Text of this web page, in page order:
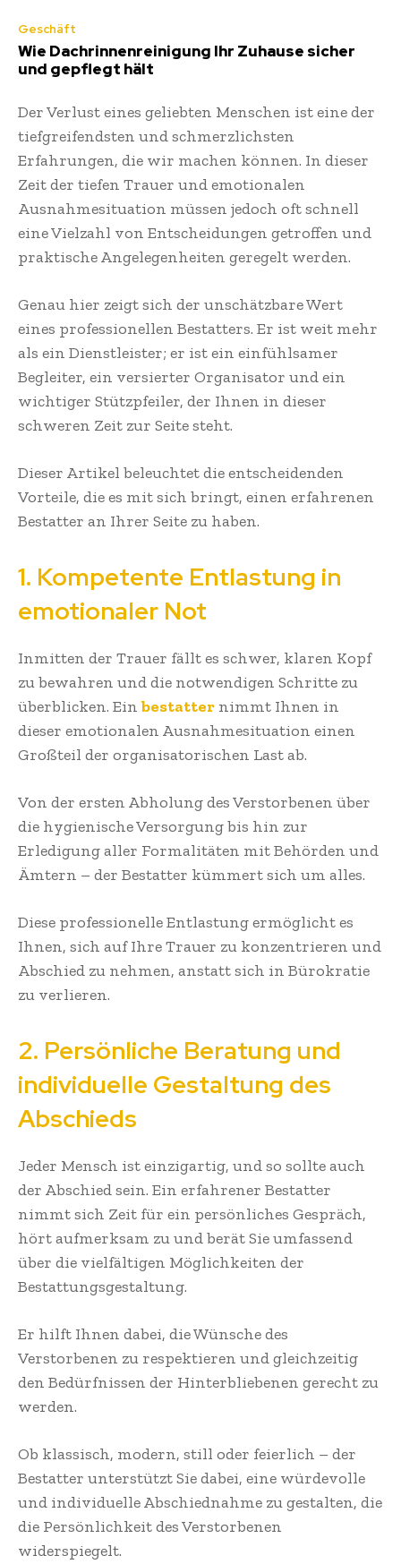
Geschäft
Wie Dachrinnenreinigung Ihr Zuhause sicher
und gepflegt hält
Der Verlust eines geliebten Menschen ist eine der
tiefgreifendsten und schmerzlichsten
Erfahrungen, die wir machen können. In dieser
Zeit der tiefen Trauer und emotionalen
Ausnahmesituation müssen jedoch oft schnell
eine Vielzahl von Entscheidungen getroffen und
praktische Angelegenheiten geregelt werden.
Genau hier zeigt sich der unschätzbare Wert
eines professionellen Bestatters. Er ist weit mehr
als ein Dienstleister; er ist ein einfühlsamer
Begleiter, ein versierter Organisator und ein
wichtiger Stützpfeiler, der Ihnen in dieser
schweren Zeit zur Seite steht.
Dieser Artikel beleuchtet die entscheidenden
Vorteile, die es mit sich bringt, einen erfahrenen
Bestatter an Ihrer Seite zu haben.
1. Kompetente Entlastung in
emotionaler Not
Inmitten der Trauer fällt es schwer, klaren Kopf
zu bewahren und die notwendigen Schritte zu
überblicken. Einbestatter nimmt Ihnen in
dieser emotionalen Ausnahmesituation einen
Großteil der organisatorischen Last ab.
Von der ersten Abholung des Verstorbenen über
die hygienische Versorgung bis hin zur
Erledigung aller Formalitäten mit Behörden und
Ämtern – der Bestatter kümmert sich um alles.
Diese professionelle Entlastung ermöglicht es
Ihnen, sich auf Ihre Trauer zu konzentrieren und
Abschied zu nehmen, anstatt sich in Bürokratie
zu verlieren.
2. Persönliche Beratung und
individuelle Gestaltung des
Abschieds
Jeder Mensch ist einzigartig, und so sollte auch
der Abschied sein. Ein erfahrener Bestatter
nimmt sich Zeit für ein persönliches Gespräch,
hört aufmerksam zu und berät Sie umfassend
über die vielfältigen Möglichkeiten der
Bestattungsgestaltung.
Er hilft Ihnen dabei, die Wünsche des
Verstorbenen zu respektieren und gleichzeitig
den Bedürfnissen der Hinterbliebenen gerecht zu
werden.
Ob klassisch, modern, still oder feierlich – der
Bestatter unterstützt Sie dabei, eine würdevolle
und individuelle Abschiednahme zu gestalten, die
die Persönlichkeit des Verstorbenen
widerspiegelt.